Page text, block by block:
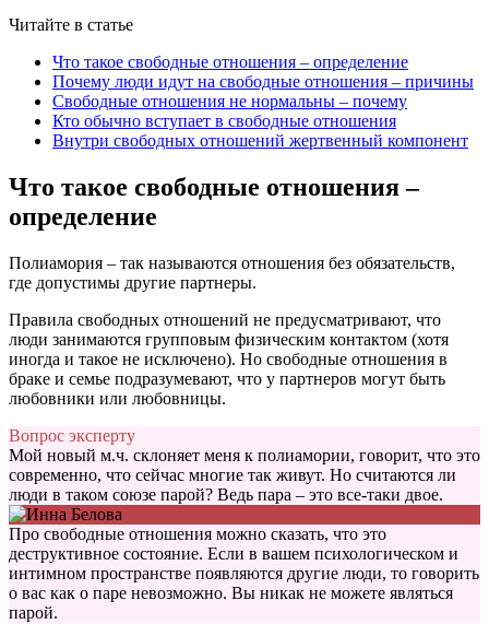
Читайте в статье
Что такое свободные отношения – определение
Почему люди идут на свободные отношения – причины
Свободные отношения не нормальны – почему
Кто обычно вступает в свободные отношения
Внутри свободных отношений жертвенный компонент
Что такое свободные отношения –
определение
Полиамория – так называются отношения без обязательств,
где допустимы другие партнеры.
Правила свободных отношений не предусматривают, что
люди занимаются групповым физическим контактом (хотя
иногда и такое не исключено). Но свободные отношения в
браке и семье подразумевают, что у партнеров могут быть
любовники или любовницы.
Вопрос эксперту
Мой новый м.ч. склоняет меня к полиамории, говорит, что это
современно, что сейчас многие так живут. Но считаются ли
люди в таком союзе парой? Ведь пара – это все-таки двое.
Про свободные отношения можно сказать, что это
деструктивное состояние. Если в вашем психологическом и
интимном пространстве появляются другие люди, то говорить
о вас как о паре невозможно. Вы никак не можете являться
парой.